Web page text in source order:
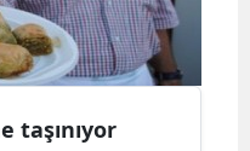
taşınıyor